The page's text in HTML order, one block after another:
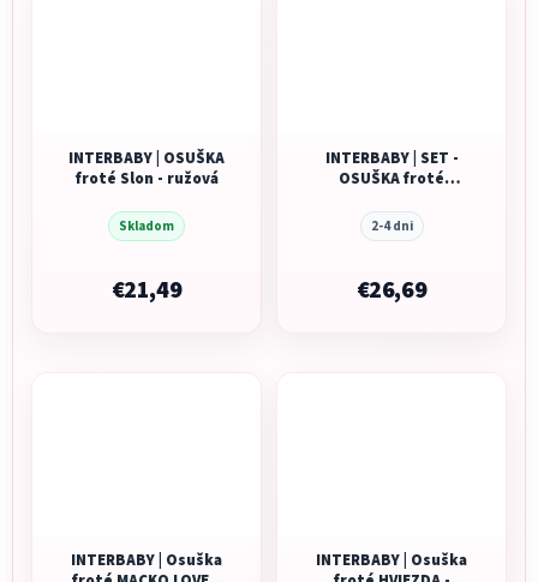
INTERBABY | OSUŠKA
froté Slon - ružová
Skladom
€21,49
INTERBABY | SET -
OSUŠKA froté
PRÍTULKA - růžová
2-4 dni
€26,69
INTERBABY | Osuška
INTERBABY | Osuška